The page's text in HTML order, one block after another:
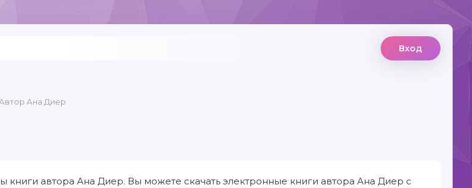
Вход
Ана Диер
книги автора Ана Диер. Вы можете скачать электронные книги автора Ана Диер с